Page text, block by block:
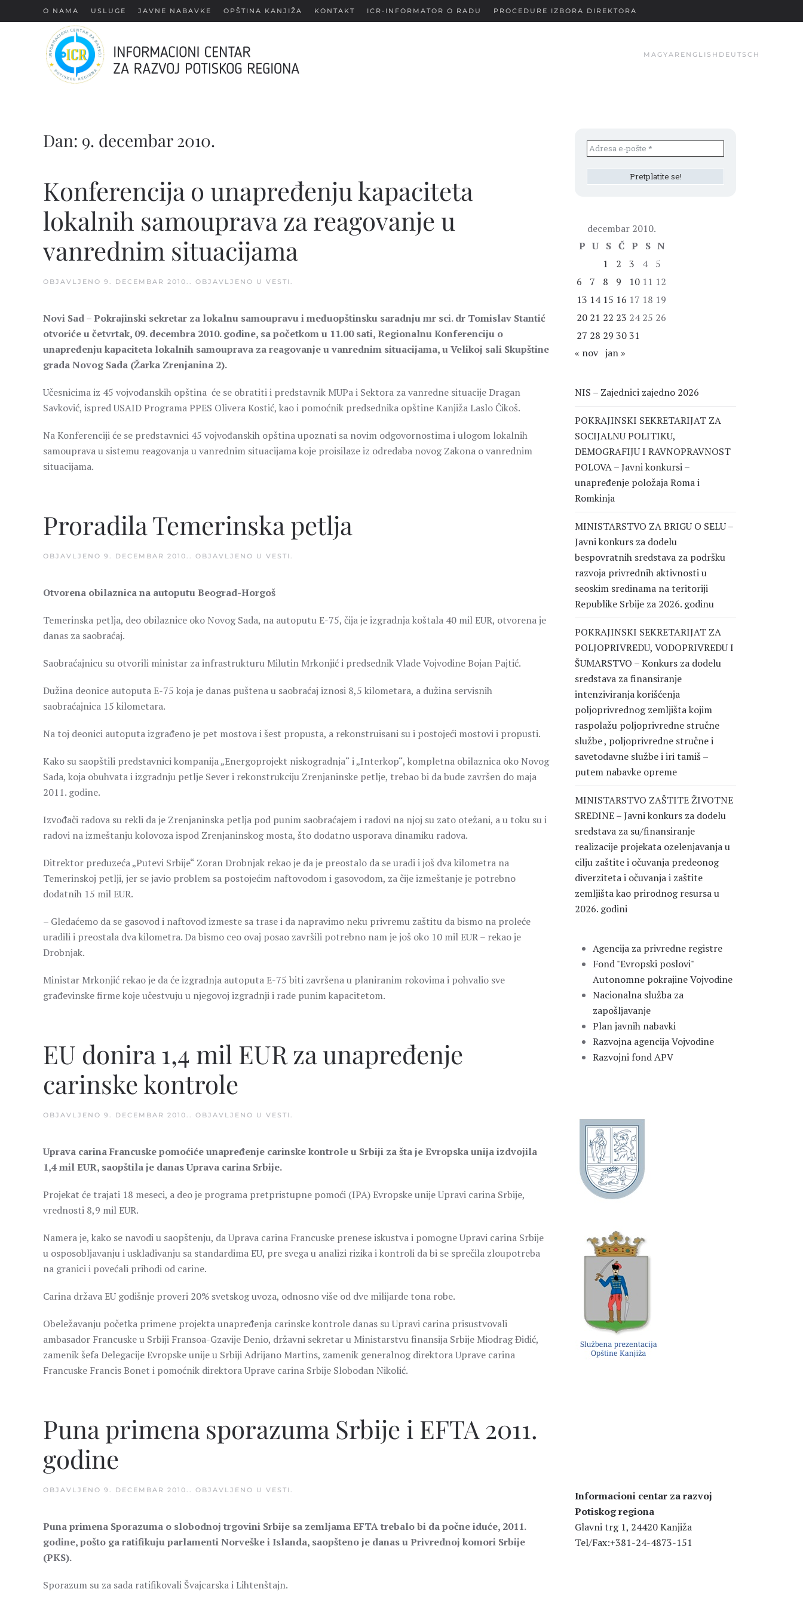
content
О NAMA USLUGE JAVNE NABAVKE OPŠTINA KANJIŽA KONTAKT ICR-INFORMATOR O RADU PROCEDURE IZBORA DIREKTORA
MAGYAR ENGLISH DEUTSCH
Dan: 9. decembar 2010.
Konferencija o unapređenju kapaciteta
lokalnih samouprava za reagovanje u
vanrednim situacijama
OBJAVLJENO 9. DECEMBAR 2010. . OBJAVLJENO U VESTI .
Novi Sad – Pokrajinski sekretar za lokalnu samoupravu i međuopštinsku saradnju mr sci. dr Tomislav Stantić
otvoriće u četvrtak, 09. decembra 2010. godine, sa početkom u 11.00 sati, Regionalnu Konferenciju o
unapređenju kapaciteta lokalnih samouprava za reagovanje u vanrednim situacijama, u Velikoj sali Skupštine
grada Novog Sada (Žarka Zrenjanina 2).
Učesnicima iz 45 vojvođanskih opština će se obratiti i predstavnik MUPa i Sektora za vanredne situacije Dragan
Savković, ispred USAID Programa PPES Olivera Kostić, kao i pomoćnik predsednika opštine Kanjiža Laslo Čikoš.
Na Konferenciji će se predstavnici 45 vojvođanskih opština upoznati sa novim odgovornostima i ulogom lokalnih
samouprava u sistemu reagovanja u vanrednim situacijama koje proiѕilaze iz odredaba novog Zakona o vanrednim
situacijama.
Proradila Temerinska petlja
OBJAVLJENO 9. DECEMBAR 2010. . OBJAVLJENO U VESTI .
Otvorena obilaznica na autoputu Beograd-Horgoš
Temerinska petlja, deo obilaznice oko Novog Sada, na autoputu E-75, čija je izgradnja koštala 40 mil EUR, otvorena je
danas za saobraćaj.
Saobraćajnicu su otvorili ministar za infrastrukturu Milutin Mrkonjić i predsednik Vlade Vojvodine Bojan Pajtić.
Dužina deonice autoputa E-75 koja je danas puštena u saobraćaj iznosi 8,5 kilometara, a dužina servisnih
saobraćajnica 15 kilometara.
Na toj deonici autoputa izgrađeno je pet mostova i šest propusta, a rekonstruisani su i postojeći mostovi i propusti.
Kako su saopštili predstavnici kompanija „Energoprojekt niskogradnja“ i „Interkop“, kompletna obilaznica oko Novog
Sada, koja obuhvata i izgradnju petlje Sever i rekonstrukciju Zrenjaninske petlje, trebao bi da bude završen do maja
2011. godine.
Izvođači radova su rekli da je Zrenjaninska petlja pod punim saobraćajem i radovi na njoj su zato otežani, a u toku su i
radovi na izmeštanju kolovoza ispod Zrenjaninskog mosta, što dodatno usporava dinamiku radova.
Ditrektor preduzeća „Putevi Srbije“ Zoran Drobnjak rekao je da je preostalo da se uradi i još dva kilometra na
Temerinskoj petlji, jer se javio problem sa postojećim naftovodom i gasovodom, za čije izmeštanje je potrebno
dodatnih 15 mil EUR.
– Gledaćemo da se gasovod i naftovod izmeste sa trase i da napravimo neku privremu zaštitu da bismo na proleće
uradili i preostala dva kilometra. Da bismo ceo ovaj posao završili potrebno nam je još oko 10 mil EUR – rekao je
Drobnjak.
Ministar Mrkonjić rekao je da će izgradnja autoputa E-75 biti završena u planiranim rokovima i pohvalio sve
građevinske firme koje učestvuju u njegovoj izgradnji i rade punim kapacitetom.
EU donira 1,4 mil EUR za unapređenje
carinske kontrole
OBJAVLJENO 9. DECEMBAR 2010. . OBJAVLJENO U VESTI .
Uprava carina Francuske pomoćiće unapređenje carinske kontrole u Srbiji za šta je Evropska unija izdvojila
1,4 mil EUR, saopštila je danas Uprava carina Srbije.
Projekat će trajati 18 meseci, a deo je programa pretpristupne pomoći (IPA) Evropske unije Upravi carina Srbije,
vrednosti 8,9 mil EUR.
Namera je, kako se navodi u saopštenju, da Uprava carina Francuske prenese iskustva i pomogne Upravi carina Srbije
u osposobljavanju i usklađivanju sa standardima EU, pre svega u analizi rizika i kontroli da bi se sprečila zloupotreba
na granici i povećali prihodi od carine.
Carina država EU godišnje proveri 20% svetskog uvoza, odnosno više od dve milijarde tona robe.
Obeležavanju početka primene projekta unapređenja carinske kontrole danas su Upravi carina prisustvovali
ambasador Francuske u Srbiji Fransoa-Gzavije Denio, državni sekretar u Ministarstvu finansija Srbije Miodrag Đidić,
zamenik šefa Delegacije Evropske unije u Srbiji Adrijano Martins, zamenik generalnog direktora Uprave carina
Francuske Francis Bonet i pomoćnik direktora Uprave carina Srbije Slobodan Nikolić.
Puna primena sporazuma Srbije i EFTA 2011.
godine
OBJAVLJENO 9. DECEMBAR 2010. . OBJAVLJENO U VESTI .
Puna primena Sporazuma o slobodnoj trgovini Srbije sa zemljama EFTA trebalo bi da počne iduće, 2011.
godine, pošto ga ratifikuju parlamenti Norveške i Islanda, saopšteno je danas u Privrednoj komori Srbije
(PKS).
Sporazum su za sada ratifikovali Švajcarska i Lihtenštajn.
decembar 2010.
P U S Č P S N
1
2 3 4
5
6
7 8 9 10 11 12
13 14 15 16 17 18 19
20 21 22 23 24 25 26
27 28 29 3031
« nov jan »
NIS – Zajednici zajedno 2026
POKRAJINSKI SEKRETARIJAT ZA
SOCIJALNU POLITIKU,
DEMOGRAFIJU I RAVNOPRAVNOST
POLOVA – Javni konkursi –
unapređenje položaja Roma i
Romkinja
MINISTARSTVO ZA BRIGU O SELU –
Javni konkurs za dodelu
bespovratnih sredstava za podršku
razvoja privrednih aktivnosti u
seoskim sredinama na teritoriji
Republike Srbije za 2026. godinu
POKRAJINSKI SEKRETARIJAT ZA
POLJOPRIVREDU, VODOPRIVREDU I
ŠUMARSTVO – Konkurs za dodelu
sredstava za finansiranje
intenziviranja korišćenja
poljoprivrednog zemljišta kojim
raspolažu poljoprivredne stručne
službe , poljoprivredne stručne i
savetodavne službe i iri tamiš ‒
putem nabavke opreme
MINISTARSTVO ZAŠTITE ŽIVOTNE
SREDINE – Javni konkurs za dodelu
sredstava za su/finansiranje
realizacije projekata ozelenjavanja u
cilju zaštite i očuvanja predeonog
diverziteta i očuvanja i zaštite
zemljišta kao prirodnog resursa u
2026. godini
Agencija za privredne registre
Fond "Evropski poslovi"
Autonomne pokrajine Vojvodine
Nacionalna služba za
zapošljavanje
Plan javnih nabavki
Razvojna agencija Vojvodine
Razvojni fond APV
Informacioni centar za razvoj
Potiskog regiona
Glavni trg 1, 24420 Kanjiža
Tel/Fax:+381-24-4873-151